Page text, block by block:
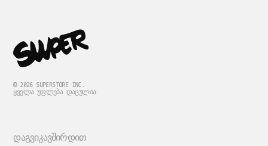
© 2026 SUPERSTORE INC.
ᲧᲕᲔᲚᲐ ᲣᲤᲚᲔᲑᲐ ᲓᲐᲪᲣᲚᲘᲐ
ᲓᲐᲒᲕᲘᲙᲐᲕᲨᲘᲠᲓᲘᲗ